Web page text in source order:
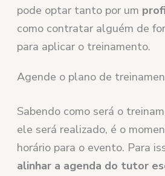
pode optar tanto por um
como contratar alguém de
para aplicar o treinamento.
Agende o plano de
Sabendo como será o
ele será realizado, é o
horário para o evento. Para
alinhar a agenda do tutor